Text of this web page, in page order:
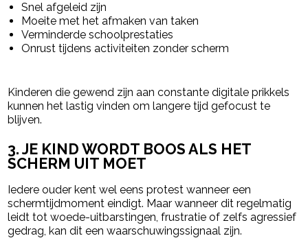
Snel afgeleid zijn
Moeite met het afmaken van taken
Verminderde schoolprestaties
Onrust tijdens activiteiten zonder scherm
Kinderen die gewend zijn aan constante digitale prikkels
kunnen het lastig vinden om langere tijd gefocust te
blijven.
3. JE KIND WORDT BOOS ALS HET
SCHERM UIT MOET
Iedere ouder kent wel eens protest wanneer een
schermtijdmoment eindigt. Maar wanneer dit regelmatig
leidt tot woede-uitbarstingen, frustratie of zelfs agressief
gedrag, kan dit een waarschuwingssignaal zijn.